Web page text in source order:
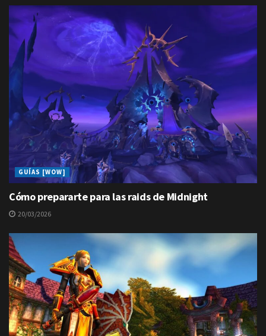
GUÍAS [WOW]
Cómo prepararte para las raids de Midnight
20/03/2026